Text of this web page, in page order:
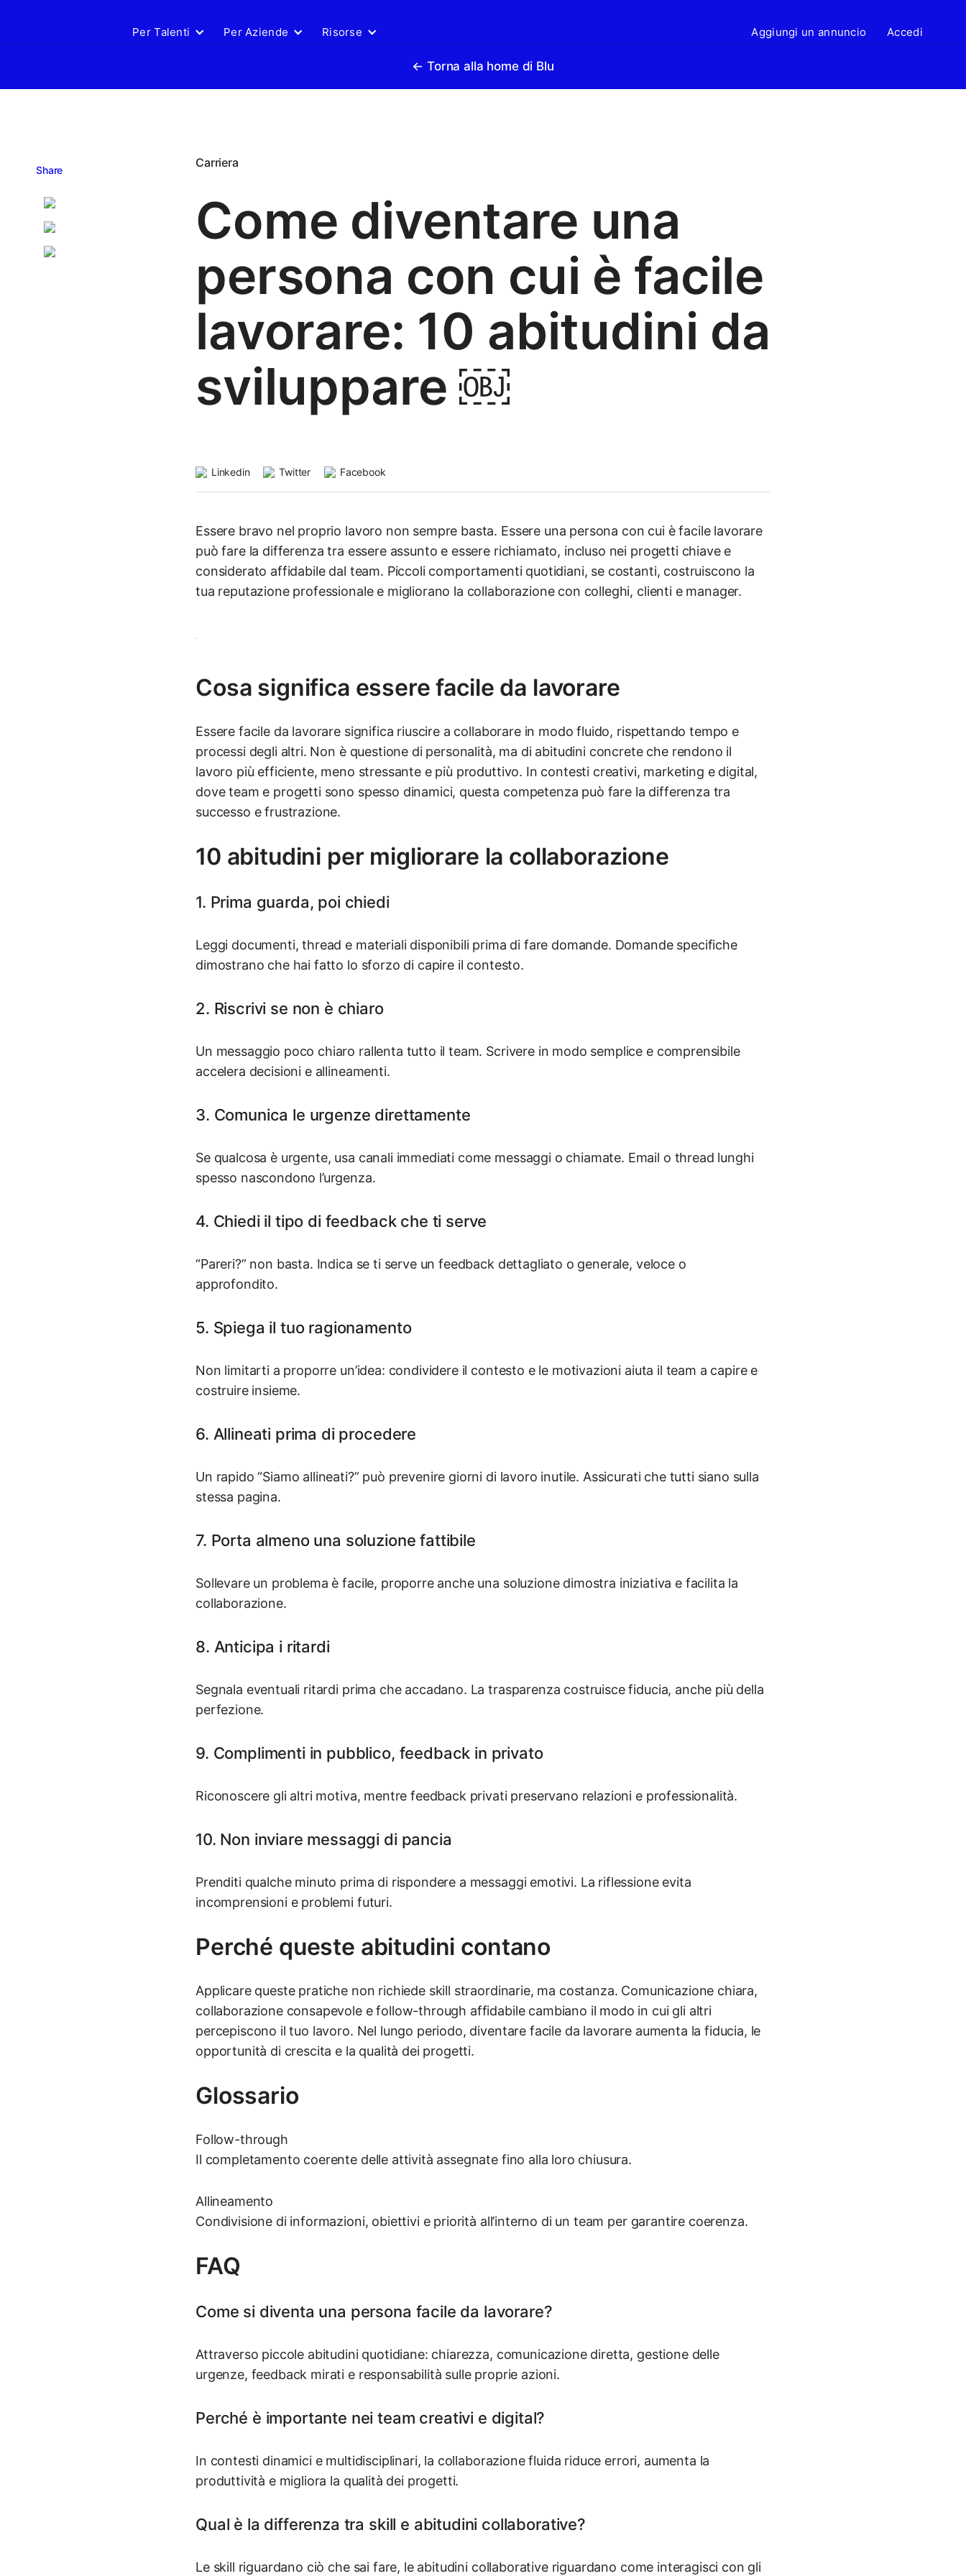
Per Talenti Per Aziende Risorse Aggiungi un annuncio Accedi
← Torna alla home di Blu
Carriera
Come diventare una
persona con cui è facile
lavorare: 10 abitudini da
sviluppare ￼
Linkedin Twitter Facebook
Share
Essere bravo nel proprio lavoro non sempre basta. Essere una persona con cui è facile lavorare
può fare la differenza tra essere assunto e essere richiamato, incluso nei progetti chiave e
considerato affidabile dal team. Piccoli comportamenti quotidiani, se costanti, costruiscono la
tua reputazione professionale e migliorano la collaborazione con colleghi, clienti e manager.
Cosa significa essere facile da lavorare
Essere facile da lavorare significa riuscire a collaborare in modo fluido, rispettando tempo e
processi degli altri. Non è questione di personalità, ma di abitudini concrete che rendono il
lavoro più efficiente, meno stressante e più produttivo. In contesti creativi, marketing e digital,
dove team e progetti sono spesso dinamici, questa competenza può fare la differenza tra
successo e frustrazione.
10 abitudini per migliorare la collaborazione
1. Prima guarda, poi chiedi
Leggi documenti, thread e materiali disponibili prima di fare domande. Domande specifiche
dimostrano che hai fatto lo sforzo di capire il contesto.
2. Riscrivi se non è chiaro
Un messaggio poco chiaro rallenta tutto il team. Scrivere in modo semplice e comprensibile
accelera decisioni e allineamenti.
3. Comunica le urgenze direttamente
Se qualcosa è urgente, usa canali immediati come messaggi o chiamate. Email o thread lunghi
spesso nascondono l’urgenza.
4. Chiedi il tipo di feedback che ti serve
“Pareri?” non basta. Indica se ti serve un feedback dettagliato o generale, veloce o
approfondito.
5. Spiega il tuo ragionamento
Non limitarti a proporre un’idea: condividere il contesto e le motivazioni aiuta il team a capire e
costruire insieme.
6. Allineati prima di procedere
Un rapido “Siamo allineati?” può prevenire giorni di lavoro inutile. Assicurati che tutti siano sulla
stessa pagina.
7. Porta almeno una soluzione fattibile
Sollevare un problema è facile, proporre anche una soluzione dimostra iniziativa e facilita la
collaborazione.
8. Anticipa i ritardi
Segnala eventuali ritardi prima che accadano. La trasparenza costruisce fiducia, anche più della
perfezione.
9. Complimenti in pubblico, feedback in privato
Riconoscere gli altri motiva, mentre feedback privati preservano relazioni e professionalità.
10. Non inviare messaggi di pancia
Prenditi qualche minuto prima di rispondere a messaggi emotivi. La riflessione evita
incomprensioni e problemi futuri.
Perché queste abitudini contano
Applicare queste pratiche non richiede skill straordinarie, ma costanza. Comunicazione chiara,
collaborazione consapevole e follow-through affidabile cambiano il modo in cui gli altri
percepiscono il tuo lavoro. Nel lungo periodo, diventare facile da lavorare aumenta la fiducia, le
opportunità di crescita e la qualità dei progetti.
Glossario
Follow-through
Il completamento coerente delle attività assegnate fino alla loro chiusura.
Allineamento
Condivisione di informazioni, obiettivi e priorità all’interno di un team per garantire coerenza.
FAQ
Come si diventa una persona facile da lavorare?
Attraverso piccole abitudini quotidiane: chiarezza, comunicazione diretta, gestione delle
urgenze, feedback mirati e responsabilità sulle proprie azioni.
Perché è importante nei team creativi e digital?
In contesti dinamici e multidisciplinari, la collaborazione fluida riduce errori, aumenta la
produttività e migliora la qualità dei progetti.
Qual è la differenza tra skill e abitudini collaborative?
Le skill riguardano ciò che sai fare, le abitudini collaborative riguardano come interagisci con gli